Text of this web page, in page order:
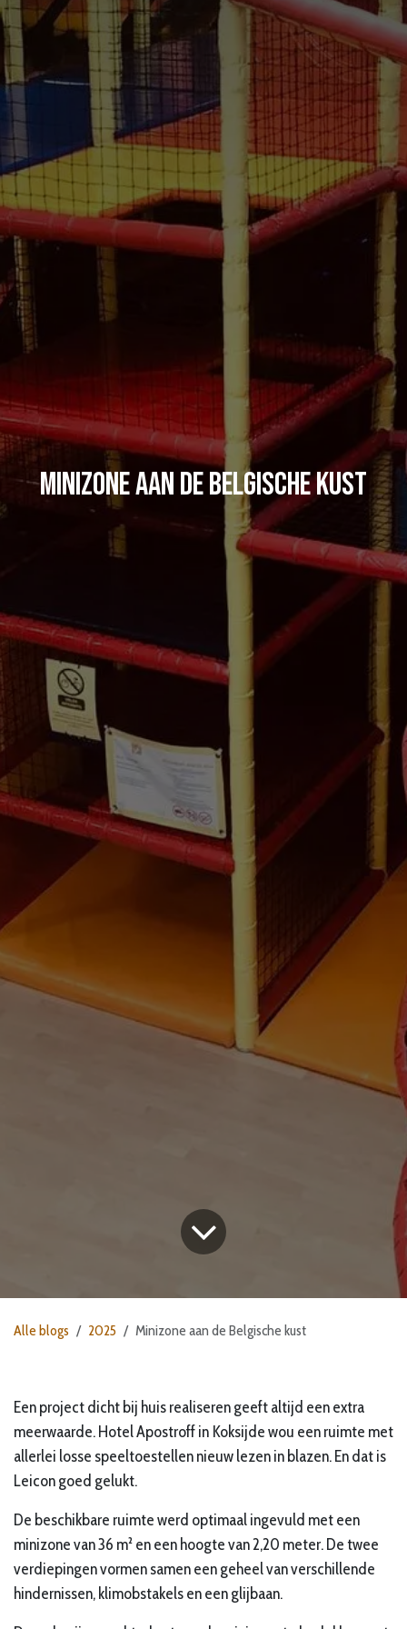
Minizone aan de Belgische kust
Alle blogs 2025 Minizone aan de Belgische kust
Een project dicht bij huis realiseren geeft altijd een extra
meerwaarde. Hotel Apostroff in Koksijde wou een ruimte met
allerlei losse speeltoestellen nieuw lezen in blazen. En dat is
Leicon goed gelukt.
De beschikbare ruimte werd optimaal ingevuld met een
minizone van 36 m² en een hoogte van 2,20 meter. De twee
verdiepingen vormen samen een geheel van verschillende
hindernissen, klimobstakels en een glijbaan.